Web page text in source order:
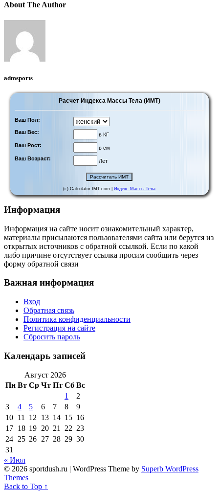
About The Author
admsports
Расчет Индекса Массы Тела (ИМТ)
Ваш Пол:
Ваш Вес:
в КГ
Ваш Рост:
в см
Ваш Возраст:
Лет
(c) Calculator-IMT.com | Индекс Массы Тела
Информация
Информация на сайте носит ознакомительный характер,
материалы присылаются пользователями сайта или берутся из
открытых источников с обратной ссылкой. Если по какой
либо причине отсутствует ссылка просим сообщить через
форму обратной связи
Важная информация
Вход
Обратная связь
Политика конфиденциальности
Регистрация на сайте
Сбросить пароль
Календарь записей
Август 2026
Пн Вт Ср Чт Пт Сб Вс
1
2
3
4 5 6 7 8
9
10 11 12 13 14 15 16
17 18 19 20 21 22 23
24 25 26 27 28 29 30
31
« Июл
© 2026 sportdush.ru | WordPress Theme by Superb WordPress
Themes
Back to Top ↑